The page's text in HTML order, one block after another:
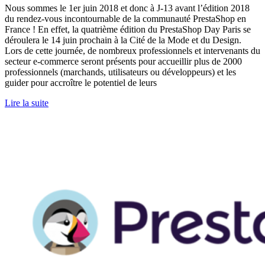
Nous sommes le 1er juin 2018 et donc à J-13 avant l’édition 2018
du rendez-vous incontournable de la communauté PrestaShop en
France ! En effet, la quatrième édition du PrestaShop Day Paris se
déroulera le 14 juin prochain à la Cité de la Mode et du Design.
Lors de cette journée, de nombreux professionnels et intervenants du
secteur e-commerce seront présents pour accueillir plus de 2000
professionnels (marchands, utilisateurs ou développeurs) et les
guider pour accroître le potentiel de leurs
Lire la suite